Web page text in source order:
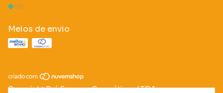
Meios de envio
Copyright Pró Essence Cosméticos LTDA -